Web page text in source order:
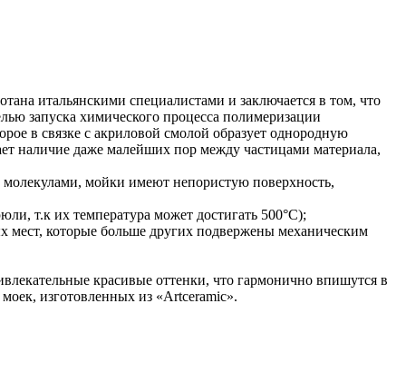
итальянскими специалистами и заключается в том, что
запуска химического процесса полимеризации
в связке с акриловой смолой образует однородную
наличие даже малейших пор между частицами материала,
молекулами, мойки имеют непористую поверхность,
т.к их температура может достигать 500°С);
мест, которые больше других подвержены механическим
красивые оттенки, что гармонично впишутся в
изготовленных из «Artceramic».